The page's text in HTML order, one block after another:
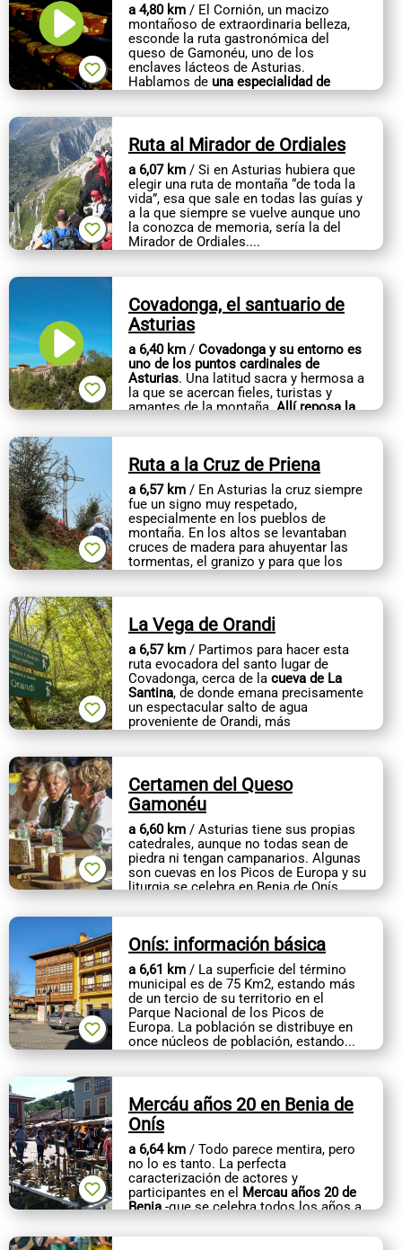
a 4,80 km / El Cornión, un macizo
montañoso de extraordinaria belleza,
esconde la ruta gastronómica del
queso de Gamonéu, uno de los
enclaves lácteos de Asturias.
Hablamos de una especialidad de
artesanos, con...
Ruta al Mirador de Ordiales
a 6,07 km / Si en Asturias hubiera que
elegir una ruta de montaña “de toda la
vida”, esa que sale en todas las guías y
a la que siempre se vuelve aunque uno
la conozca de memoria, sería la del
Mirador de Ordiales....
Covadonga, el santuario de
Asturias
a 6,40 km / Covadonga y su entorno es
uno de los puntos cardinales de
Asturias. Una latitud sacra y hermosa a
la que se acercan fieles, turistas y
amantes de la montaña.Allí reposa la
Ruta a la Cruz de Priena
a 6,57 km / En Asturias la cruz siempre
fue un signo muy respetado,
especialmente en los pueblos de
montaña. En los altos se levantaban
cruces de madera para ahuyentar las
tormentas, el granizo y para que los
rayos no...
La Vega de Orandi
a 6,57 km / Partimos para hacer esta
ruta evocadora del santo lugar de
Covadonga, cerca de la cueva de La
Santina, de donde emana precisamente
un espectacular salto de agua
proveniente de Orandi, más
espectacular...
Certamen del Queso
Gamonéu
a 6,60 km / Asturias tiene sus propias
catedrales, aunque no todas sean de
piedra ni tengan campanarios. Algunas
son cuevas en los Picos de Europa y su
liturgia se celebra en Benia de Onís,
Onís: información básica
a 6,61 km / La superficie del término
municipal es de 75 Km2, estando más
de un tercio de su territorio en el
Parque Nacional de los Picos de
Europa. La población se distribuye en
once núcleos de población, estando...
Mercáu años 20 en Benia de
Onís
a 6,64 km / Todo parece mentira, pero
no lo es tanto. La perfecta
caracterización de actores y
participantes en el Mercau años 20 de
Benia-que se celebra todos los años a